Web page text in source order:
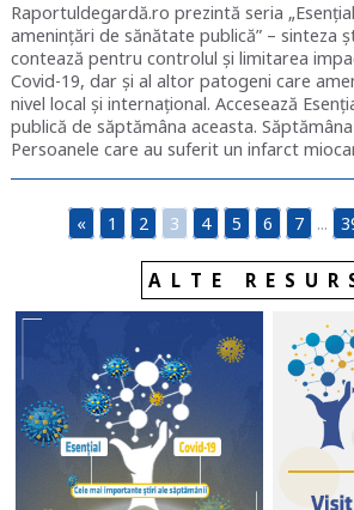
Raportuldegardă.ro prezintă seria
amenințări de sănătate publică” – sinteza
contează pentru controlul și limitarea
Covid-19, dar și al altor patogeni care
nivel local și internațional. Accesează
publică de săptămâna aceasta.
Persoanele care au suferit un infarct
« 1 2 3 4 5 6 7 ...
ALTE